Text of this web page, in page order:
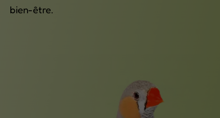
bien-être.